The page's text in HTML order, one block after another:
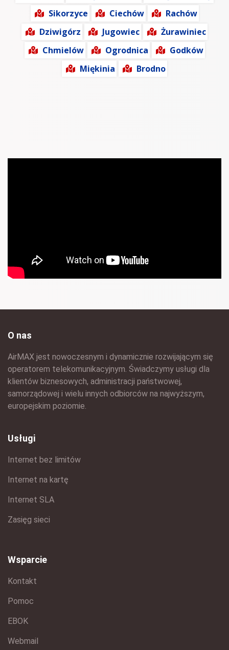
Sikorzyce
Ciechów
Rachów
Dziwigórz
Jugowiec
Żurawiniec
Chmielów
Ogrodnica
Godków
Miękinia
Brodno
O nas
AirMAX jest nowoczesnym i dynamicznie rozwijającym się
operatorem telekomunikacyjnym. Świadczymy usługi dla
klientów biznesowych, administracji państwowej,
samorządowej i wielu innych odbiorców na najwyższym,
europejskim poziomie.
Usługi
Internet bez limitów
Internet na kartę
Internet SLA
Zasięg sieci
Wsparcie
Kontakt
Pomoc
EBOK
Webmail